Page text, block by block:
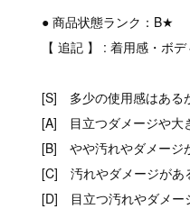
● 商品状態ランク：B★
【 追記 】 : 着用感・ボ
[S] 多少の使用感はある
[A] 目立つダメージや大
[B] やや汚れやダメージ
[C] 汚れやダメージがあ
[D] 目立つ汚れやダメー